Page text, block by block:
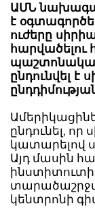
ԱՄՆ
է
ուժերը
ընդունվել
ընդունել, որ
կատարելով
Այդ մասին
կենտրոնի